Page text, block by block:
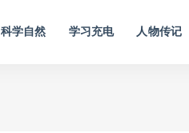
科学自然 学习充电 人物传记